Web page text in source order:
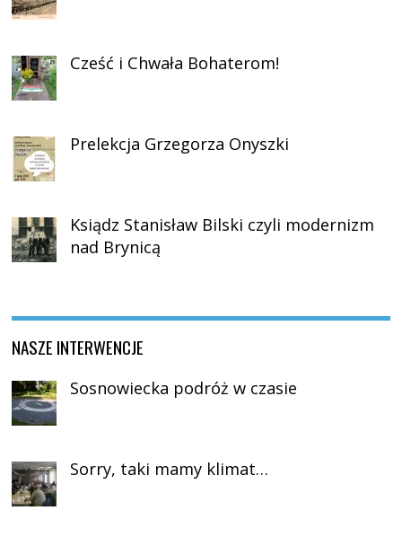
Cześć i Chwała Bohaterom!
Prelekcja Grzegorza Onyszki
Ksiądz Stanisław Bilski czyli modernizm
nad Brynicą
NASZE INTERWENCJE
Sosnowiecka podróż w czasie
Sorry, taki mamy klimat…